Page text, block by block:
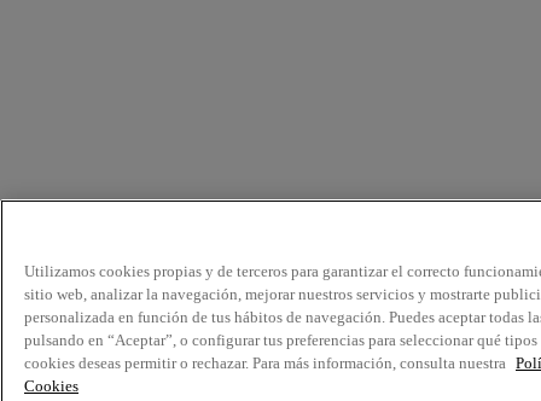
Utilizamos cookies propias y de terceros para garantizar el correcto
sitio web, analizar la navegación, mejorar nuestros servicios y mostrarte
personalizada en función de tus hábitos de navegación. Puedes aceptar todas
pulsando en “Aceptar”, o configurar tus preferencias para seleccionar qué tipos
cookies deseas permitir o rechazar. Para más información, consulta nuestra
Cookies